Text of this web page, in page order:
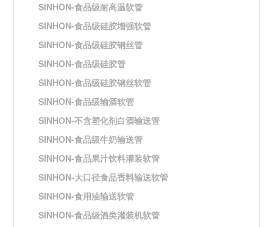
SINHON-食品级耐高温软管
SINHON-食品级硅胶增强软管
SINHON-食品级硅胶钢丝管
SINHON-食品级硅胶管
SINHON-食品级硅胶钢丝软管
SINHON-食品级输酒软管
SINHON-不含塑化剂白酒输送管
SINHON-食品级牛奶输送管
SINHON-食品果汁饮料灌装软管
SINHON-大口径食品香料输送软管
SINHON-食用油输送软管
SINHON-食品级酒类灌装机软管